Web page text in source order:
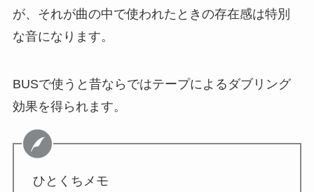
が、それが曲の中で使われたときの存在感は特別
な音になります。
BUSで使うと昔ならではテープによるダブリング
効果を得られます。
ひとくちメモ